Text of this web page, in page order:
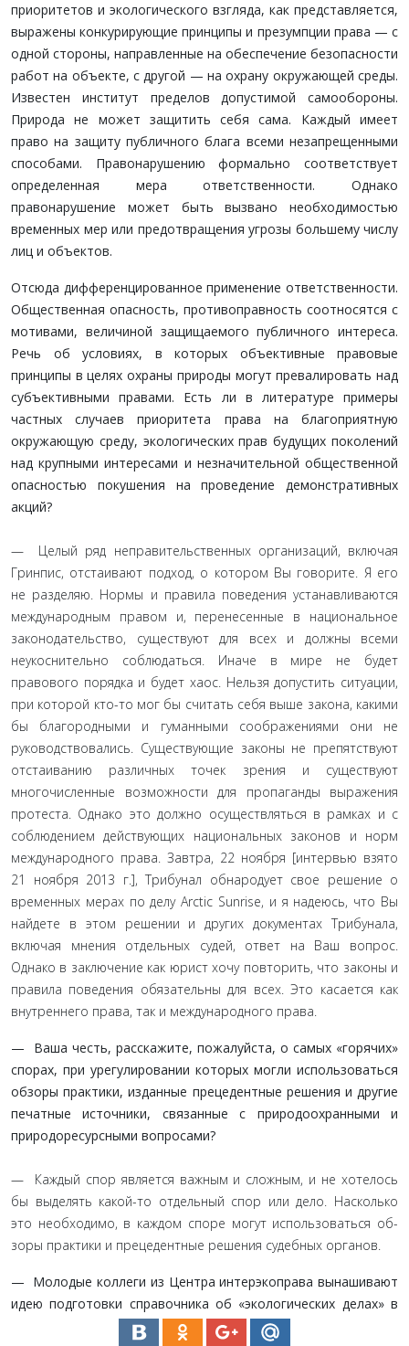
приоритетов и экологического взгляда, как представляет­ся,
выражены конкурирующие принципы и презумпции права — с
одной стороны, направленные на обеспечение безопасности
работ на объекте, с другой — на охрану окружающей среды.
Известен институт пределов допусти­мой самообороны.
Природа не может защитить себя сама. Каждый имеет
право на защиту публичного блага всеми незапрещенными
способами. Правонарушению формаль­но соответствует
определенная мера ответственности. Однако
правонарушение может быть вызвано необхо­димостью
временных мер или предотвращения угрозы большему числу
лиц и объектов.
Отсюда дифференцированное применение ответствен­ности.
Общественная опасность, противоправность соот­носятся с
мотивами, величиной защищаемого публичного интереса.
Речь об условиях, в которых объективные право­вые
принципы в целях охраны природы могут превали­ровать над
субъективными правами. Есть ли в литературе примеры
частных случаев приоритета права на благопри­ятную
окружающую среду, экологических прав будущих поколений
над крупными интересами и незначительной общественной
опасностью покушения на проведение де­монстративных
акций?
— Целый ряд неправительственных организаций, включая
Гринпис, отстаивают подход, о котором Вы говорите. Я его
не разделяю. Нормы и правила поведения устанавливаются
международным правом и, перенесенные в национальное
зако­нодательство, существуют для всех и должны всеми
неукосни­тельно соблюдаться. Иначе в мире не будет
правового порядка и будет хаос. Нельзя допустить ситуации,
при которой кто-то мог бы считать себя выше закона, какими
бы благородными и гуманными соображениями они не
руководствовались. Су­ществующие законы не препятствуют
отстаиванию различных точек зрения и существуют
многочисленные возможности для пропаганды выражения
протеста. Однако это должно осущест­вляться в рамках и с
соблюдением действующих националь­ных законов и норм
международного права. Завтра, 22 ноября [интервью взято
21 ноября 2013 г.], Трибунал обнародует свое решение о
временных мерах по делу Arctic Sunrise, и я надеюсь, что Вы
найдете в этом решении и других документах Трибу­нала,
включая мнения отдельных судей, ответ на Ваш вопрос.
Однако в заключение как юрист хочу повторить, что законы и
правила поведения обязательны для всех. Это касается как
внутреннего права, так и международного права.
— Ваша честь, расскажите, пожалуйста, о самых «го­рячих»
спорах, при урегулировании которых могли ис­пользоваться
обзоры практики, изданные прецедентные решения и другие
печатные источники, связанные с при­родоохранными и
природоресурсными вопросами?
— Каждый спор является важным и сложным, и не хоте­лось
бы выделять какой-то отдельный спор или дело. Насколь­ко
это необходимо, в каждом споре могут использоваться об­
зоры практики и прецедентные решения судебных органов.
— Молодые коллеги из Центра интерэкоправа вына­шивают
идею подготовки справочника об «экологических делах» в
широком смысле, о которых ранее не было на­писано по-